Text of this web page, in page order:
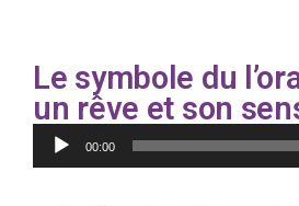
Le symbole du
un rêve et son
Lecteur
audio00:00